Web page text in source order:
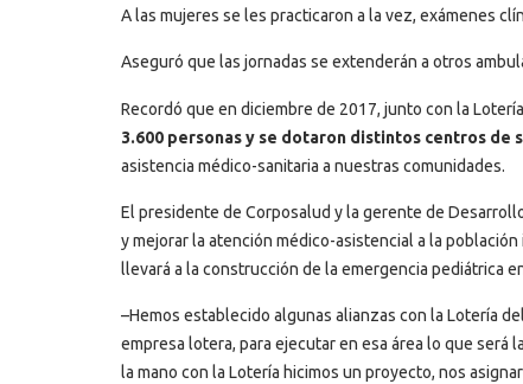
A las mujeres se les practicaron a la vez, exámenes
Aseguró que las jornadas se extenderán a otros
Recordó que en diciembre de 2017, junto con la
3.600 personas y se dotaron distintos centros de
asistencia médico-sanitaria a nuestras comunidades.
El presidente de Corposalud y la gerente de
y mejorar la atención médico-asistencial a la
llevará a la construcción de la emergencia pediátrica
–Hemos establecido algunas alianzas con la Lotería
empresa lotera, para ejecutar en esa área lo que será
la mano con la Lotería hicimos un proyecto, nos